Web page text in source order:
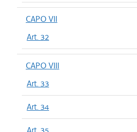
CAPO VII
Art. 32
CAPO VIII
Art. 33
Art. 34